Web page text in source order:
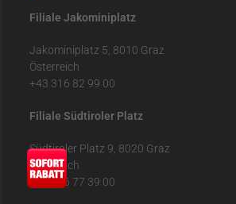
Filiale Jakominiplatz
Jakominiplatz 5, 8010 Graz
Österreich
+43 316 82 99 00
Filiale Südtiroler Platz
Südtiroler Platz 9, 8020 Graz
Österreich
+43 316 77 39 00